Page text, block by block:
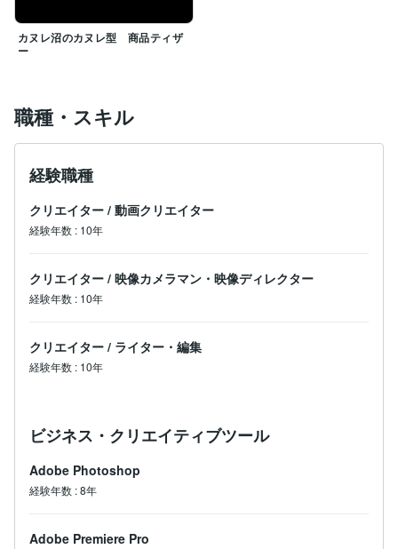
ジョン」「ブランド価値」を意識した編集を提供。
・パートナーシップを大切に
最新の映像技術・AI編集・トレンドを活用し、業界ト
ップレベルの編集を実現。
私たちが編集した動画を通じて、多くの視聴者が集ま
その成功を一緒に作り上げることが、私たちの喜びで
これまでに 500本以上の動画編集を手がけてきた 実績
があります。
【セキュリティ/コンプライアンス】
・NDA（秘密保持契約）の締結
素材やBGMは正規ライセンスを使用し、万全を期して
素材を使用します。
カヌレ沼のカヌレ型 商品ティザ
ー
職種・スキル
経験職種
クリエイター / 動画クリエイター
経験年数 : 10年
クリエイター / 映像カメラマン・映像ディレクター
経験年数 : 10年
クリエイター / ライター・編集
経験年数 : 10年
ビジネス・クリエイティブツール
Adobe Photoshop
経験年数 :8年
Adobe Premiere Pro